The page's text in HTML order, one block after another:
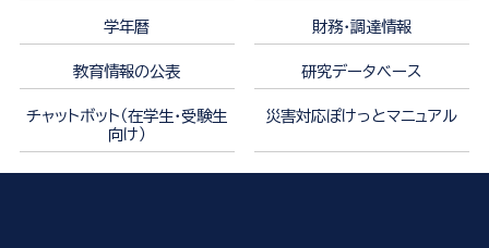
学年暦 財務・調達情報
教育情報の公表 研究データベース
チャットボット（在学生・受験生
向け）
災害対応ぽけっとマニュアル